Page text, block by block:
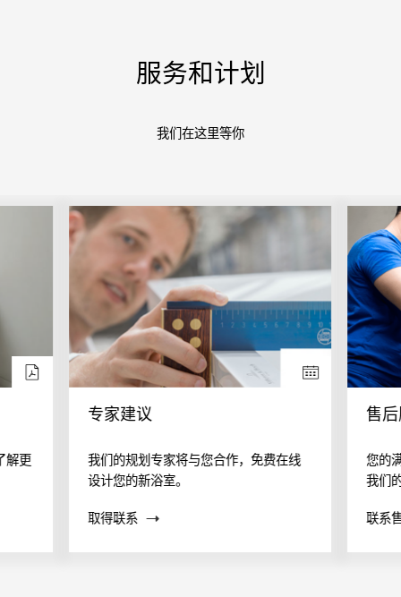
服务和计划
我们在这里等你
解更
专家建议
我们的规划专家将与您合作，免费在线
设计您的新浴室。
取得联系
售
您的
我们
帮助
联系